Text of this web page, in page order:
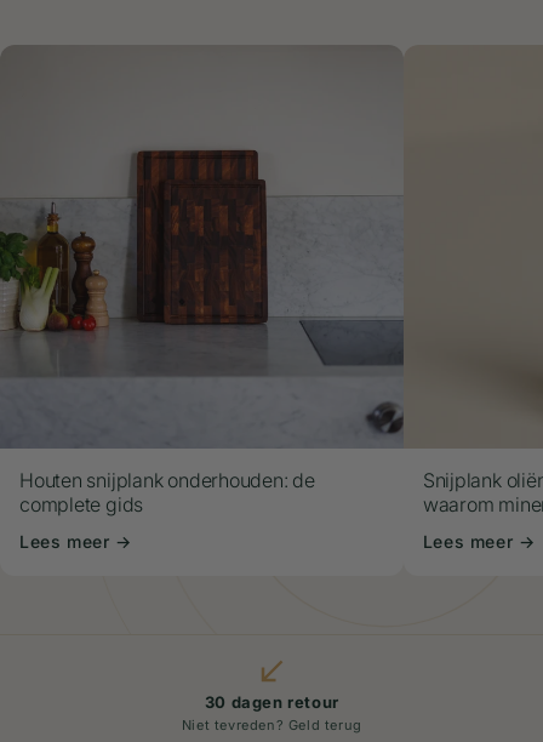
Houten snijplank onderhouden: de
complete gids
Lees meer →
Snijplank
waarom
Lees meer →
30 dagen retour
Niet tevreden? Geld terug